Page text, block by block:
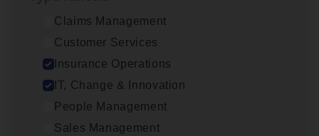
Claims Management
Customer Services
Insurance Operations
IT, Change & Innovation
People Management
Sales Management
Dos­sier­be­heer­der ver­ze­ke­rin­gen — Soci­al
Pro­fit en Public
Insurance Operations
Antwerpen